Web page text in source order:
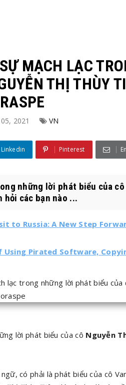
MẠCH LẠC
THỊ THÙY
2021 VN
Linkedin Pinterest
những lời phát biểu của
hỏi các bạn nào ...
to Russia: A New Step
Pirated Software,
lời phát biểu của cô Nguyễn
có phải là phát biểu của cô